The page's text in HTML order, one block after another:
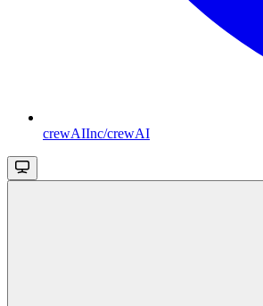
crewAIInc/crewAI